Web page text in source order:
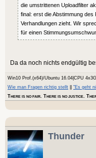
die umstrittenen Uploadfilter
final: erst die Abstimmung
Verhandlungen zieht. Wir
für einen
Da da noch nichts endgültig
Win10 Prof.(x64)/Ubuntu 16.04|CPU
Wie man Fragen richtig stellt
"Es geht
THERE IS NO FAIR. THERE IS NO JUSTICE. T
Thunder